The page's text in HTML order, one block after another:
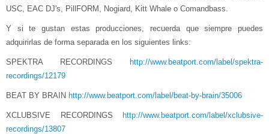
USC, EAC DJ's, PillFORM, Nogiard, Kitt Whale o Comandbass.
Y si te gustan estas producciones, recuerda que siempre puedes
adquirirlas de forma separada en los siguientes links:
SPEKTRA RECORDINGS
http://www.beatport.com/label/spektra-
recordings/12179
BEAT BY BRAIN http://www.beatport.com/label/beat-by-brain/35006
XCLUBSIVE RECORDINGS
http://www.beatport.com/label/xclubsive-
recordings/13807